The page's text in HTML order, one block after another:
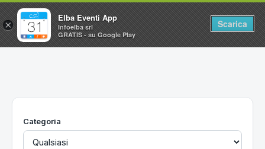
Home
Utilità
Categoria
×
Elba Eventi App
Infoelba srl
GRATIS - su Google Play
Scarica